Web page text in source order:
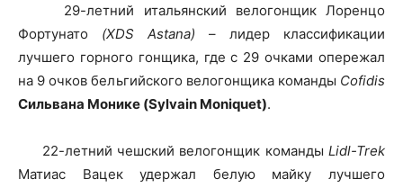
29-летний итальянский велогонщик Лоренцо
Фортунато (XDS Astana) – лидер классификации
лучшего горного гонщика, где с 29 очками опережал
на 9 очков бельгийского велогонщика команды Cofidis
Сильвана Монике (Sylvain Moniquet).
22-летний чешский велогонщик команды Lidl-Trek
Матиас Вацек удержал белую майку лучшего